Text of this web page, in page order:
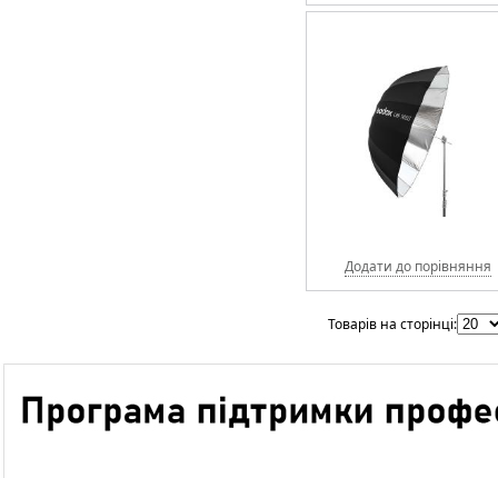
Додати до порівняння
Товарів на сторінці: